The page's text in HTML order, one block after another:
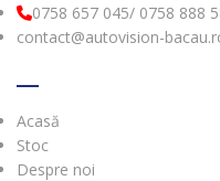
0758 657 045/ 0758 888
contact@autovision-
Acasă
Stoc
Despre noi